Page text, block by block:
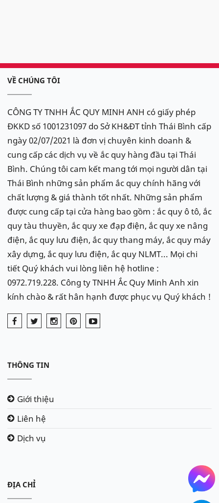
VỀ CHÚNG TÔI
CÔNG TY TNHH ẮC QUY MINH ANH có giấy phép
ĐKKD số 1001231097 do Sở KH&ĐT tỉnh Thái Bình cấp
ngày 02/07/2021 là đơn vị chuyên kinh doanh &
cung cấp các dịch vụ về ắc quy hàng đầu tại Thái
Bình. Chúng tôi cam kết mang tới mọi người dân tại
Thái Bình những sản phẩm ắc quy chính hãng với
chất lượng & giá thành tốt nhất. Những sản phẩm
được cung cấp tại cửa hàng bao gồm : ắc quy ô tô, ắc
quy tàu thuyền, ắc quy xe đạp điện, ắc quy xe nâng
điện, ắc quy lưu điện, ắc quy thang máy, ắc quy máy
xây dựng, ắc quy lưu điện, ắc quy NLMT... Mọi chi
tiết Quý khách vui lòng liên hệ hotline :
0972.719.228. Công ty TNHH Ắc Quy Minh Anh xin
kính chào & rất hân hạnh được phục vụ Quý khách !
THÔNG TIN
Giới thiệu
Liên hệ
Dịch vụ
ĐỊA CHỈ